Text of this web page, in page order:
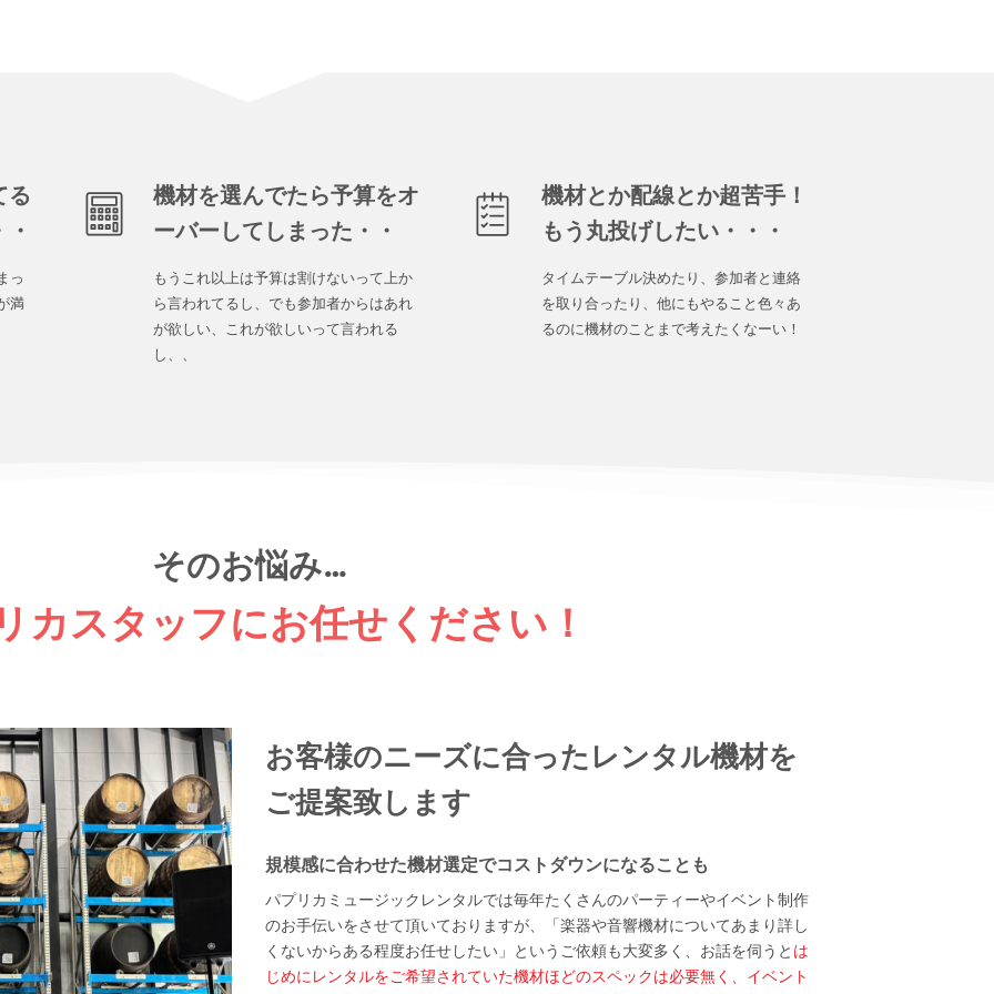
る
っ
満
機材を選んでたら予算をオ
ーバーしてしまった・・
もうこれ以上は予算は割けないって上か
ら言われてるし、でも参加者からはあれ
が欲しい、これが欲しいって言われる
し、、
機材とか配線とか超苦手！
もう丸投げしたい・・・
タイムテーブル決めたり、参加者と連絡
を取り合ったり、他にもやること色々あ
るのに機材のことまで考えたくなーい！
そのお悩み…
カスタッフにお任せください！
お客様のニーズに合ったレンタル機材を
ご提案致します
規模感に合わせた機材選定でコストダウンになることも
パプリカミュージックレンタルでは毎年たくさんのパーティーやイベント制作
のお手伝いをさせて頂いておりますが、「楽器や音響機材についてあまり詳し
くないからある程度お任せしたい」というご依頼も大変多く、お話を伺うと は
じめにレンタルをご希望されていた機材ほどのスペックは必要無く、イベント